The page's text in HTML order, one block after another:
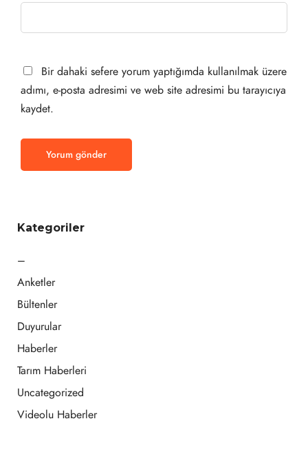
Bir dahaki sefere yorum yaptığımda kullanılmak üzere
adımı, e-posta adresimi ve web site adresimi bu tarayıcıya
kaydet.
Kategoriler
–
Anketler
Bültenler
Duyurular
Haberler
Tarım Haberleri
Uncategorized
Videolu Haberler